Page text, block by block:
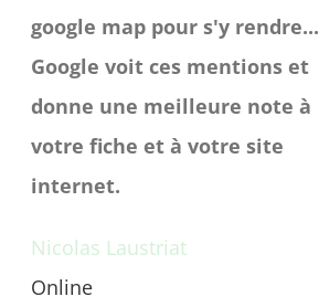
google map pour s'y rendre...
Google voit ces mentions et
donne une meilleure note à
votre fiche et à votre site
internet.
Nicolas Laustriat
Online